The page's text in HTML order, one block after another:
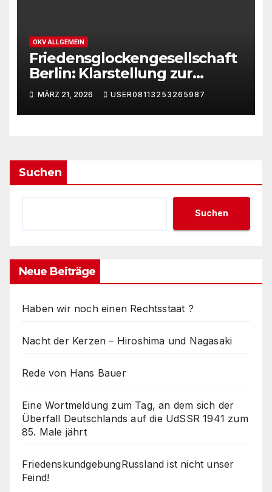
OKV ALLGEMEIN
Friedensglockengesellschaft
Berlin: Klarstellung zur
Domain „www.berliner-
friedensglocke.de“
MÄRZ 21, 2026 USER08113253265987
Suchen
Suchen
Neue Beiträge
Haben wir noch einen Rechtsstaat ?
Nacht der Kerzen – Hiroshima und Nagasaki
Rede von Hans Bauer
Eine Wortmeldung zum Tag, an dem sich der
Überfall Deutschlands auf die UdSSR 1941 zum
85. Male jährt
FriedenskundgebungRussland ist nicht unser
Feind!